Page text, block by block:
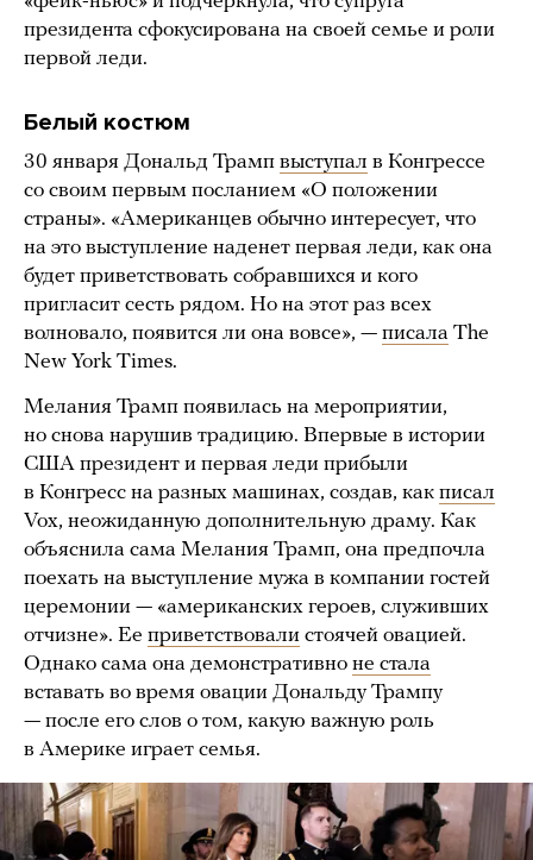
президента сфокусирована на своей семье и роли
первой леди.
Белый костюм
30 января Дональд Трамп выступал в Конгрессе
со своим первым посланием «О положении
страны». «Американцев обычно интересует, что
на это выступление наденет первая леди, как она
будет приветствовать собравшихся и кого
пригласит сесть рядом. Но на этот раз всех
волновало, появится ли она вовсе», — писала The
New York Times.
Мелания Трамп появилась на мероприятии,
но снова нарушив традицию. Впервые в истории
США президент и первая леди прибыли
в Конгресс на разных машинах, создав, как писал
Vox, неожиданную дополнительную драму. Как
объяснила сама Мелания Трамп, она предпочла
поехать на выступление мужа в компании гостей
церемонии — «американских героев, служивших
отчизне». Ее приветствовали стоячей овацией.
Однако сама она демонстративно не стала
вставать во время овации Дональду Трампу
— после его слов о том, какую важную роль
в Америке играет семья.